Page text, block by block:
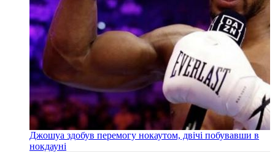
Джошуа здобув перемогу нокаутом, двічі побувавши в
нокдауні